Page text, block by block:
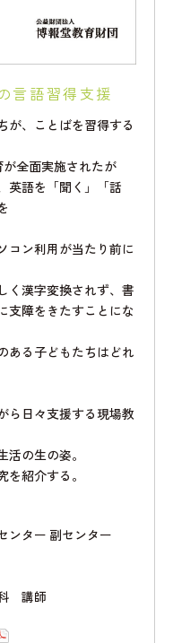
語習得支援
が、ことばを習得する
全面実施されたが
英語を「聞く」「話
コン利用が当たり前に
く漢字変換されず、書
支障をきたすことにな
ある子どもたちはどれ
ら日々支援する現場教
の生の姿。
紹介する。
ター 副センター
講師